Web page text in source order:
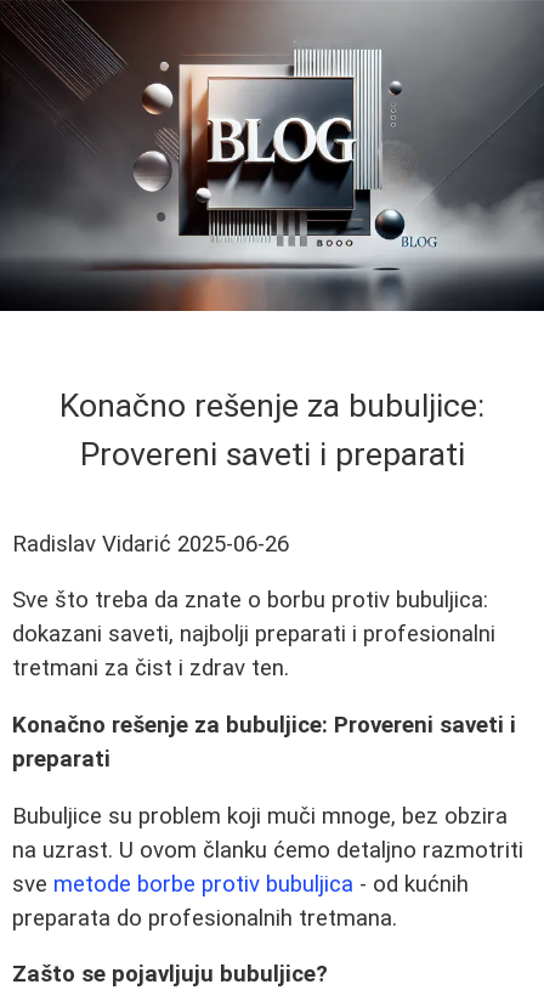
Konačno rešenje za bubuljice:
Provereni saveti i preparati
Radislav Vidarić 2025-06-26
Sve što treba da znate o borbu protiv bubuljica:
dokazani saveti, najbolji preparati i profesionalni
tretmani za čist i zdrav ten.
Konačno rešenje za bubuljice: Provereni saveti i
preparati
Bubuljice su problem koji muči mnoge, bez obzira
na uzrast. U ovom članku ćemo detaljno razmotriti
sve metode borbe protiv bubuljica - od kućnih
preparata do profesionalnih tretmana.
Zašto se pojavljuju bubuljice?